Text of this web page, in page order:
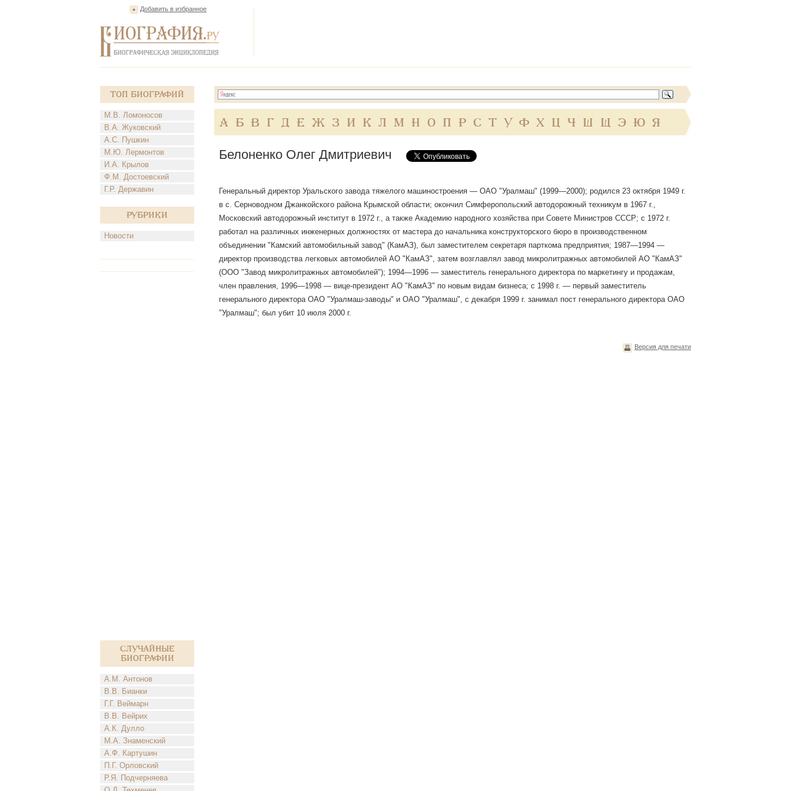
Добавить в избранное
Топ Биографий
М.В. Ломоносов
В.А. Жуковский
А.С. Пушкин
М.Ю. Лермонтов
И.А. Крылов
Ф.М. Достоевский
Г.Р. Державин
Рубрики
Новости
Случайные
биографии
А.М. Антонов
В.В. Бианки
Г.Г. Веймарн
В.В. Вейрих
А.К. Дулло
М.А. Знаменский
А.Ф. Картушин
П.Г. Орловский
Р.Я. Подчерняева
А Б В Г Д Е Ж З И К Л М Н О П Р С Т У Ф Х Ц Ч Ш Щ Э Ю Я
Белоненко Олег Дмитриевич
Генеральный директор Уральского завода тяжелого машиностроения — ОАО "Уралмаш" (1999—2000); родился 23 октября 1949 г.
в с. Серноводном Джанкойского района Крымской области; окончил Симферопольский автодорожный техникум в 1967 г.,
Московский автодорожный институт в 1972 г., а также Академию народного хозяйства при Совете Министров СССР; с 1972 г.
работал на различных инженерных должностях от мастера до начальника конструкторского бюро в производственном
объединении "Камский автомобильный завод" (КамАЗ), был заместителем секретаря парткома предприятия; 1987—1994 —
директор производства легковых автомобилей АО "КамАЗ", затем возглавлял завод микролитражных автомобилей АО "КамАЗ"
(ООО "Завод микролитражных автомобилей"); 1994—1996 — заместитель генерального директора по маркетингу и продажам,
член правления, 1996—1998 — вице-президент АО "КамАЗ" по новым видам бизнеса; с 1998 г. — первый заместитель
генерального директора ОАО "Уралмаш-заводы" и ОАО "Уралмаш", с декабря 1999 г. занимал пост генерального директора ОАО
"Уралмаш"; был убит 10 июля 2000 г.
Версия для печати